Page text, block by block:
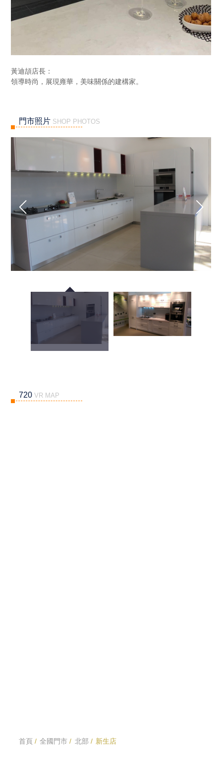
黃迪頡店長：
領導時尚，展現雍華，美味關係的建構家。
門市照片 SHOP PHOTOS
720 VR MAP
首頁 全國門市 北部 新生店